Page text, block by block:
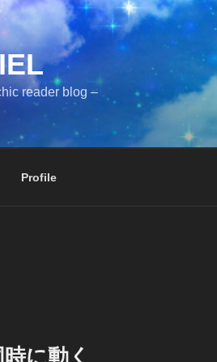
reader blog –
Profile
に動く